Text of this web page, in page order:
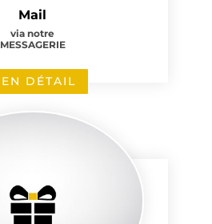
Mail
via notre
MESSAGERIE
EN DÉTAIL